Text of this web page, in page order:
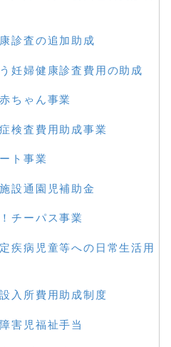
診査の追加助成
妊婦健康診査費用の助成
ちゃん事業
検査費用助成事業
ト事業
設通園児補助金
チーパス事業
疾病児童等への日常生活用
入所費用助成制度
害児福祉手当